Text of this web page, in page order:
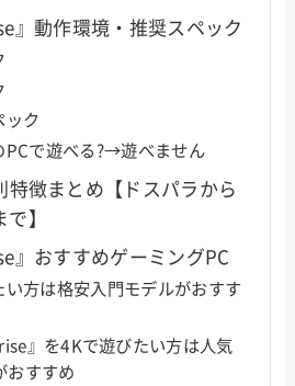
』動作環境・推奨スペック
ック
PCで遊べる?→遊べません
特徴まとめ【ドスパラから
】
』おすすめゲーミングPC
い方は格安入門モデルがおすす
』を4Kで遊びたい方は人気
おすすめ